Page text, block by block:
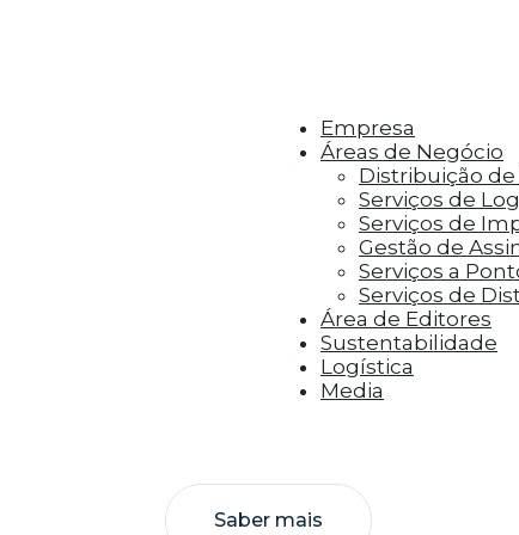
aos visitantes anúncios personalizados com
Empresa
Áreas de Negócio
Distribuição
Serviços de
Serviços de
Gestão de
Serviços a
Serviços de
Área de Editores
Sustentabilidade
Logística
Media
Saber mais